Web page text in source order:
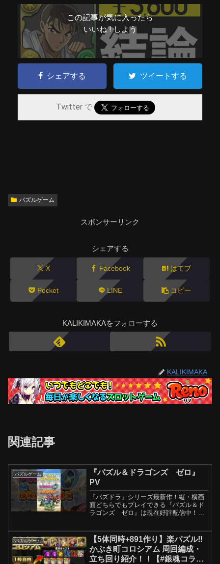
この記事が気に入ったら
いいね ! しよう
シェアする ツイートする
Twitter で
パズルゲーム
スポンサーリンク
シェアする
X Facebook はてブ
Pocket LINE コピー
KALIKIMAKAをフォローする
KALIKIMAKA
関連記事
パズルゲーム
『パズル＆ドラゴンズ ゼロ』
PV
『パズドラ』シリーズ最新作！縦・横画
面どちらでもプレイできる『パズル＆ド
ラゴンズ ゼロ』は現在好評配信中！
です。App Store は ...
パズルゲーム
【5体同時+891作り】楽パズル‼️
かぶき町コロシアム 周回編成・
立ち回り紹介！！【#銀魂コラ